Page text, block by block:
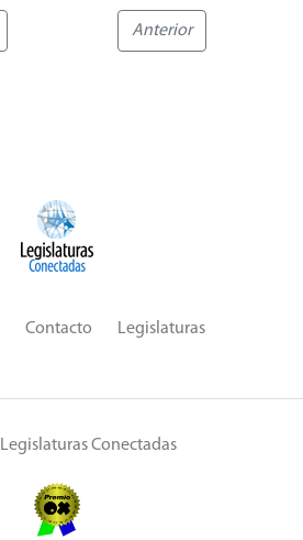
Anterior
Contacto Legislaturas
Conectadas